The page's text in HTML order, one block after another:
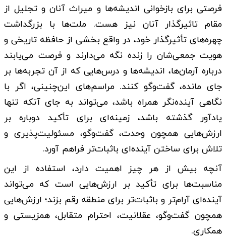
فرصتی برای بازخوانی اندیشه‌ها و میراث آنان و تجلیل از
مقام تاثیرگذار آنان نیز هست. ملت‌ها با بزرگداشت
چهره‌های تأثیرگذار خود، در واقع بخشی از حافظه تاریخی و
هویت جمعی‌شان را زنده نگه می‌دارند و فرصت می‌یابند
درباره آرمان‌ها، اندیشه‌ها و درس‌هایی که از آن تجربه‌ها بر
جای مانده، گفت‌وگو کنند. مراسم‌های این‌چنینی، اگر با
نگاهی آینده‌نگر همراه باشد، می‌تواند به جای آنکه تنها
یادآور گذشته باشد، زمینه‌ای برای تأکید دوباره بر
ارزش‌هایی همچون وحدت، گفت‌وگو، مسئولیت‌پذیری و
تلاش برای ساختن آینده‌ای باثبات‌تر فراهم آورد.
آنچه بیش از هر چیز اهمیت دارد، استفاده از این
مناسبت‌ها برای تأکید بر ارزش‌هایی است که می‌تواند
آینده‌ای آرام‌تر و باثبات‌تر برای منطقه رقم بزند؛ ارزش‌هایی
همچون گفت‌وگو، عقلانیت، احترام متقابل، همزیستی و
همکاری.